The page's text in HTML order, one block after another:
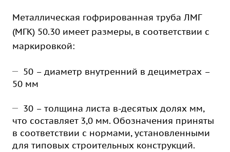
Металлическая гофрированная труба ЛМГ
(МГК) 50.30 имеет размеры, в соответствии с
маркировкой:
50 – диаметр внутренний в дециметрах –
50 мм
30 – толщина листа в-десятых долях мм,
что составляет 3,0 мм. Обозначения приняты
в соответствии с нормами, установленными
для типовых строительных конструкций.